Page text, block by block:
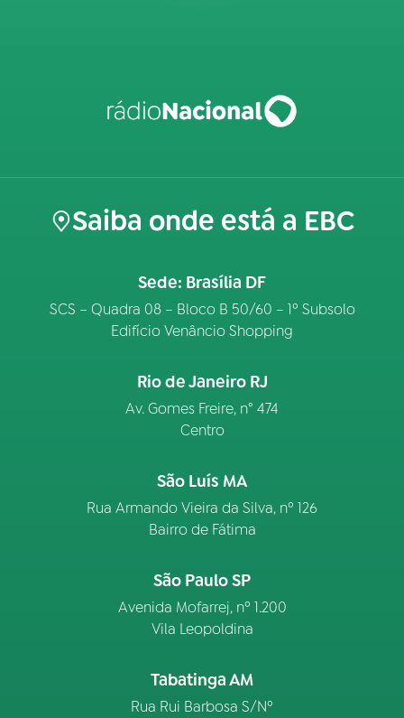
Saiba onde está a EBC
Sede: Brasília DF
SCS – Quadra 08 – Bloco B 50/60 – 1º Subsolo
Edifício Venâncio Shopping
Rio de Janeiro RJ
Av. Gomes Freire, n° 474
Centro
São Luís MA
Rua Armando Vieira da Silva, nº 126
Bairro de Fátima
São Paulo SP
Avenida Mofarrej, nº 1.200
Vila Leopoldina
Tabatinga AM
Rua Rui Barbosa S/Nº